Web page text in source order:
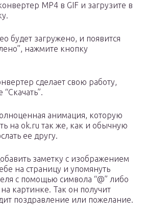
MP4 в GIF и загрузите в
будет загружено, и появится
нажмите кнопку
сделает свою работу,
анимация, которую
на ok.ru так же, как и обычную
ее другу.
заметку с изображением
на страницу и упомянуть
с помощью символа “@” либо
картинке. Так он получит
поздравление или пожелание.